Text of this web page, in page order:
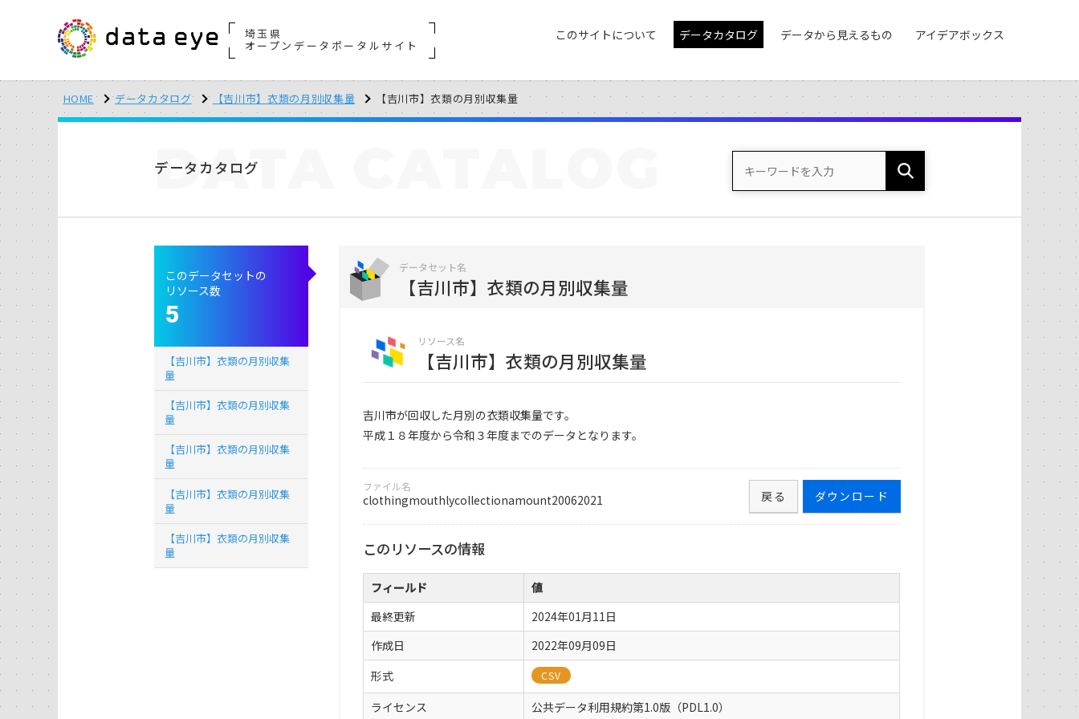
埼玉県
オープンデータポータルサイト
このサイトについて データカタログ データから見えるもの アイデアボックス
HOME データカタログ 【吉川市】衣類の月別収集量 【吉川市】衣類の月別収集量
データカタログ
DATA
データセット名
【吉川市】衣類の月別収集量
リソース名
【吉川市】衣類の月別収集量
吉川市が回収した月別の衣類収集量です。
平成１８年度から令和３年度までのデータとなります。
ファイル名
clothingmouthlycollectionamount20062021 ダウンロード
戻る
このリソースの情報
フィールド
値
最終更新
2024年01月11日
作成日
2022年09月09日
形式
CSV
ライセンス 公共データ利用規約第1.0版（PDL1.0）
このデータセットの
リソース数
5
【吉川市】衣類の月別収集
量
【吉川市】衣類の月別収集
量
【吉川市】衣類の月別収集
量
【吉川市】衣類の月別収集
量
【吉川市】衣類の月別収集
量